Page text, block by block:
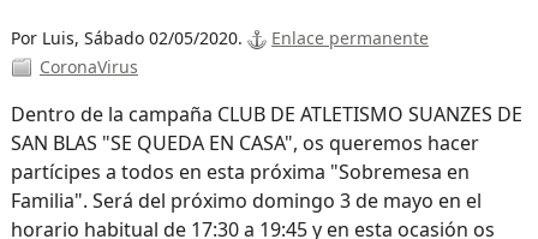
Por Luis, Sábado 02/05/2020.
Enlace permanente
CoronaVirus
Dentro de la campaña CLUB DE ATLETISMO SUANZES DE
SAN BLAS "SE QUEDA EN CASA", os queremos hacer
partícipes a todos en esta próxima "Sobremesa en
Familia". Será del próximo domingo 3 de mayo en el
horario habitual de 17:30 a 19:45 y en esta ocasión os